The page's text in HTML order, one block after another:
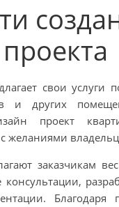
проекта
свои
и других
проект
желаниями
заказчикам
Благодаря